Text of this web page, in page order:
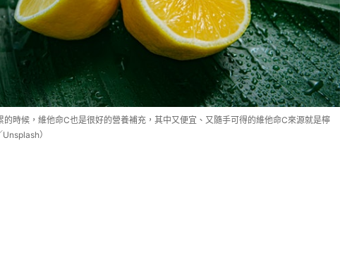
的時候，維他命C也是很好的營養補充，其中又便宜、又隨手可得的維他命C來源就是檸
）